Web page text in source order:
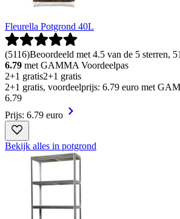
Fleurella Potgrond 40L
(5116)Beoordeeld met 4.5 van de 5 sterren,
6.79 met GAMMA Voordeelpas
2+1 gratis2+1 gratis
2+1 gratis, voordeelprijs: 6.79 euro met
6.79
Prijs: 6.79 euro
Bekijk alles in potgrond